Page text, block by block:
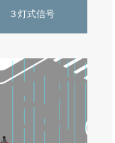
３灯式信号